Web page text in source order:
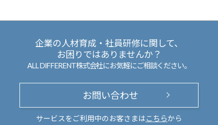
企業の人材育成・社員研修に関して、
お困りではありませんか？
ALL DIFFERENT株式会社にお気軽にご相談ください。
お問い合わせ
サービスをご利用中のお客さまは こちらから